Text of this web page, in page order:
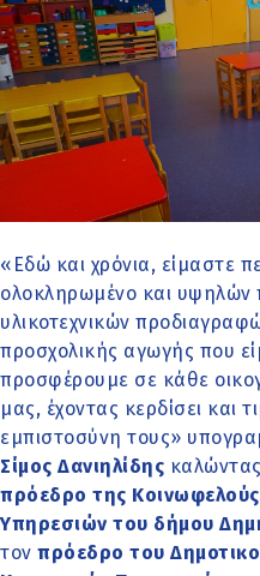
«Εδώ και χρόνια, είμαστε
ολοκληρωμένο και υψηλών
υλικοτεχνικών
προσχολικής αγωγής που
προσφέρουμε σε κάθε
μας, έχοντας κερδίσει και
εμπιστοσύνη τους»
Σίμος Δανιηλίδης
πρόεδρο της Κοινωφελούς
Υπηρεσιών του δήμου
τον πρόεδρο του